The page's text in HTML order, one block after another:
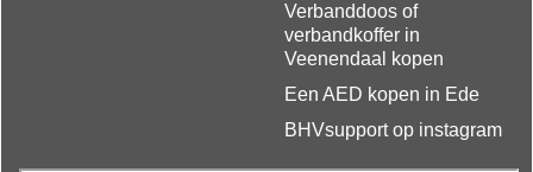
Verbanddoos of
verbandkoffer in
Veenendaal kopen
Een AED kopen in Ede
BHVsupport op instagram